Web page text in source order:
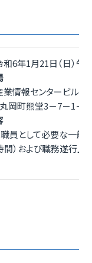
和6年1月21日（日）午
情報センタービル
岡町熊堂3－7－1－
員として必要な一般
間）および職務遂行